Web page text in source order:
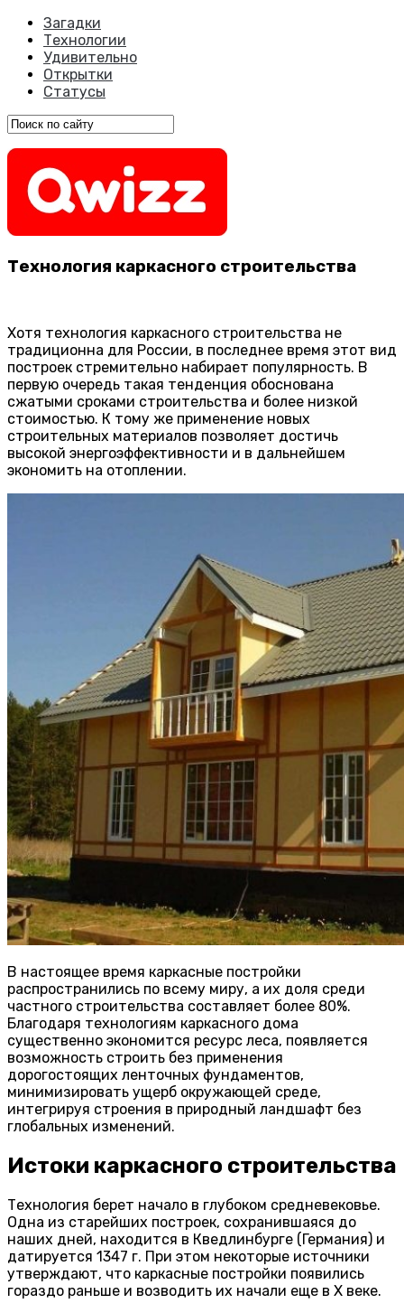
Загадки
Технологии
Удивительно
Открытки
Статусы
Технология каркасного строительства
Хотя технология каркасного строительства не
традиционна для России, в последнее время этот вид
построек стремительно набирает популярность. В
первую очередь такая тенденция обоснована
сжатыми сроками строительства и более низкой
стоимостью. К тому же применение новых
строительных материалов позволяет достичь
высокой энергоэффективности и в дальнейшем
экономить на отоплении.
В настоящее время каркасные постройки
распространились по всему миру, а их доля среди
частного строительства составляет более 80%.
Благодаря технологиям каркасного дома
существенно экономится ресурс леса, появляется
возможность строить без применения
дорогостоящих ленточных фундаментов,
минимизировать ущерб окружающей среде,
интегрируя строения в природный ландшафт без
глобальных изменений.
Истоки каркасного строительства
Технология берет начало в глубоком средневековье.
Одна из старейших построек, сохранившаяся до
наших дней, находится в Кведлинбурге (Германия) и
датируется 1347 г. При этом некоторые источники
утверждают, что каркасные постройки появились
гораздо раньше и возводить их начали еще в X веке.